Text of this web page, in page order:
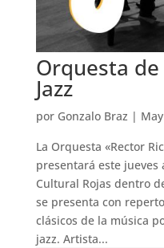
Orquesta
Jazz
por Gonzalo Braz |
La Orquesta «Rector
presentará este jueves
Cultural Rojas dentro
se presenta con
clásicos de la música
jazz. Artista...